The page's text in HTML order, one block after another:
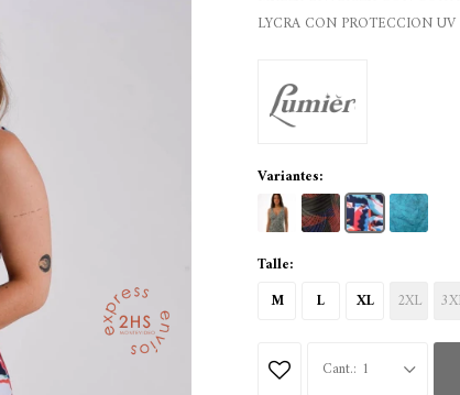
LYCRA CON PROTECCION
Variantes:
Talle:
M
L XL 2XL
1